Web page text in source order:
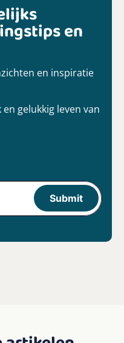
en
en inspiratie
gelukkig leven van